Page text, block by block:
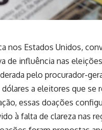
nos Estados Unidos,
de influência nas
pelo procurador-
a eleitores que se
essas doações
à falta de clareza nas